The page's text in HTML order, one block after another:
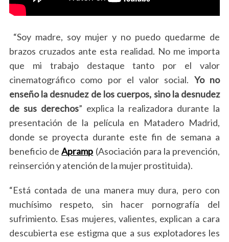
“Soy madre, soy mujer y no puedo quedarme de
brazos cruzados ante esta realidad. No me importa
que mi trabajo destaque tanto por el valor
cinematográfico como por el valor social. Yo no
enseño la desnudez de los cuerpos, sino la desnudez
de sus derechos” explica la realizadora durante la
presentación de la película en Matadero Madrid,
donde se proyecta durante este fin de semana a
beneficio deApramp (Asociación para la prevención,
reinserción y atención de la mujer prostituida).
“Está contada de una manera muy dura, pero con
muchísimo respeto, sin hacer pornografía del
sufrimiento. Esas mujeres, valientes, explican a cara
descubierta ese estigma que a sus explotadores les